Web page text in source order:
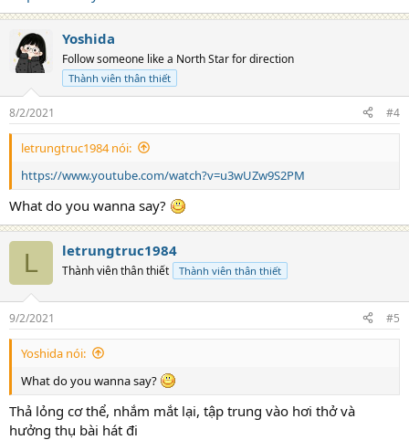
Yoshida
Follow someone like a North Star for direction
Thành viên thân thiết
8/2/2021 #4
letrungtruc1984 nói:
https://www.youtube.com/watch?v=u3wUZw9S2PM
What do you wanna say?
L letrungtruc1984
Thành viên thân thiết Thành viên thân thiết
9/2/2021 #5
Yoshida nói:
What do you wanna say?
Thả lỏng cơ thể, nhắm mắt lại, tập trung vào hơi thở và
hưởng thụ bài hát đi